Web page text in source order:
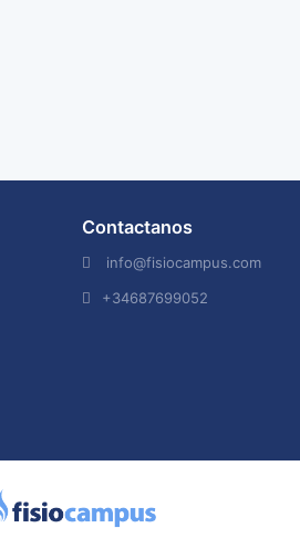
Contactanos
info@fisiocampus.com
+34687699052